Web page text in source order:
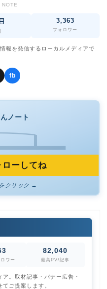
NOTE
3,363
フォロワー
報を発信するローカルメディアで
fb
ノート
ーしてね
クリック →
ワー
82,040
最高PV/記事
。取材記事・バナー広告・
ご提案します。